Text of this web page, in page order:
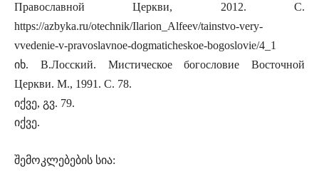
Православной Церкви, 2012. С.
https://azbyka.ru/otechnik/Ilarion_Alfeev/tainstvo-very-
vvedenie-v-pravoslavnoe-dogmaticheskoe-bogoslovie/4_1
იხ. В.Лосский. Мистическое богословие Восточной
Церкви. М., 1991. С. 78.
იქვე, გვ. 79.
იქვე.
შემოკლებების სია: